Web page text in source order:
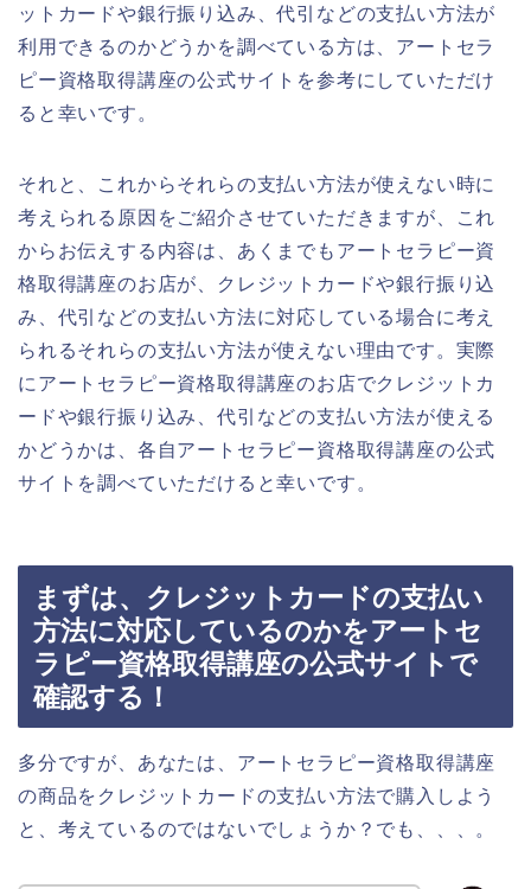
ットカードや銀行振り込み、代引などの支払い方法が
利用できるのかどうかを調べている方は、アートセラ
ピー資格取得講座の公式サイトを参考にしていただけ
ると幸いです。
それと、これからそれらの支払い方法が使えない時に
考えられる原因をご紹介させていただきますが、これ
からお伝えする内容は、あくまでもアートセラピー資
格取得講座のお店が、クレジットカードや銀行振り込
み、代引などの支払い方法に対応している場合に考え
られるそれらの支払い方法が使えない理由です。実際
にアートセラピー資格取得講座のお店でクレジットカ
ードや銀行振り込み、代引などの支払い方法が使える
かどうかは、各自アートセラピー資格取得講座の公式
サイトを調べていただけると幸いです。
まずは、クレジットカードの支払い
方法に対応しているのかをアートセ
ラピー資格取得講座の公式サイトで
確認する！
多分ですが、あなたは、アートセラピー資格取得講座
の商品をクレジットカードの支払い方法で購入しよう
と、考えているのではないでしょうか？でも、、、。